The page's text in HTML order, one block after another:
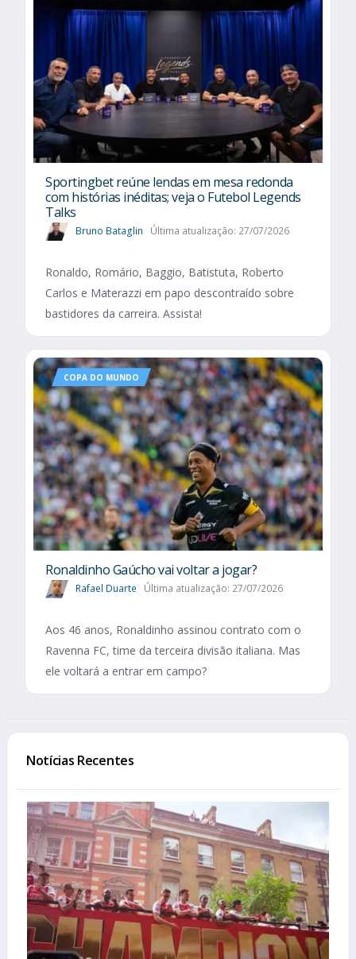
Sportingbet reúne lendas em mesa redonda
com histórias inéditas; veja o Futebol Legends
Talks
Bruno Bataglin Última atualização: 27/07/2026
Ronaldo, Romário, Baggio, Batistuta, Roberto
Carlos e Materazzi em papo descontraído sobre
bastidores da carreira. Assista!
COPA DO MUNDO
Ronaldinho Gaúcho vai voltar a jogar?
Rafael Duarte Última atualização: 27/07/2026
Aos 46 anos, Ronaldinho assinou contrato com o
Ravenna FC, time da terceira divisão italiana. Mas
ele voltará a entrar em campo?
Notícias Recentes